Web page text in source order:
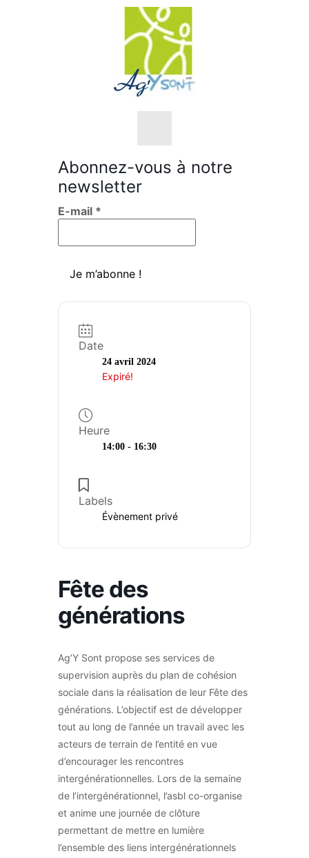
Nos objectifs
Nos valeurs
L’équipe
Sensibilisations
Animations
Formations
Retraite active
Education permanente
Abonnez-vous à notre
newsletter
E-mail *
Date
24 avril 2024
Expiré!
Heure
14:00 - 16:30
Labels
Évènement privé
Fête des
générations
Ag’Y Sont propose ses services de
supervision auprès du plan de cohésion
sociale dans la réalisation de leur Fête des
générations. L’objectif est de développer
tout au long de l’année un travail avec les
acteurs de terrain de l’entité en vue
d’encourager les rencontres
intergénérationnelles. Lors de la semaine
de l’intergénérationnel, l’asbl co-organise
et anime une journée de clôture
permettant de mettre en lumière
l’ensemble des liens intergénérationnels